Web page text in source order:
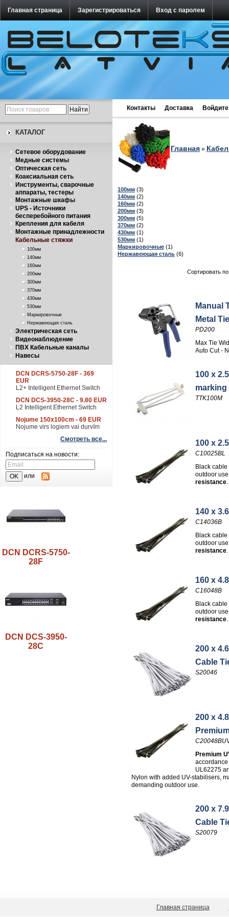
Главная страница Зарегистрироваться Вход с паролем
КАТАЛОГ
Cетевое оборудование
Медные системы
Оптическая сеть
Коаксиальная сеть
Инструменты, сварочные
аппараты, тестеры
Монтажные шкафы
UPS - Источники
бесперебойного питания
Крепления для кабеля
Монтажные принадлежности
Кабельные стяжки
100мм
140мм
160мм
200мм
300мм
370мм
430мм
530мм
Маркировочные
Нержавеющая сталь
Электрическая сеть
Видеонаблюдение
ПВХ Кабельные каналы
Навесы
DCN DCRS-5750-28F - 369
EUR
L2+ Intelligent Ethernet Switch
DCN DCS-3950-28C - 9.80 EUR
L2 Intelligent Ethernet Switch
Nojume 150x100cm - 69 EUR
Nojume virs logiem vai durvīm
Смотреть все...
Подписаться на новости:
или
DCN DCRS-5750-
28F
DCN DCS-3950-
28C
Контакты Доставка
Главная »
100мм (3)
140мм (2)
160мм (2)
200мм (3)
300мм (5)
370мм (2)
430мм (1)
530мм (1)
Маркировочные (1)
Нержавеющая сталь (6)
Сортировать
Manual
Metal
PD200
Max Tie
Auto Cut -
100 x
marking
TTK100M
100 x
C10025BL
Black
outdoor
resistance.
140 x
C14036B
Black
outdoor
resistance.
160 x
C16048B
Black
outdoor
resistance.
200 x
Cable
S20046
200 x
Premium
UL62275
Nylon with added UV-stabilisers,
demanding outdoor use.
200 x
Cable
S20079
Главная страница